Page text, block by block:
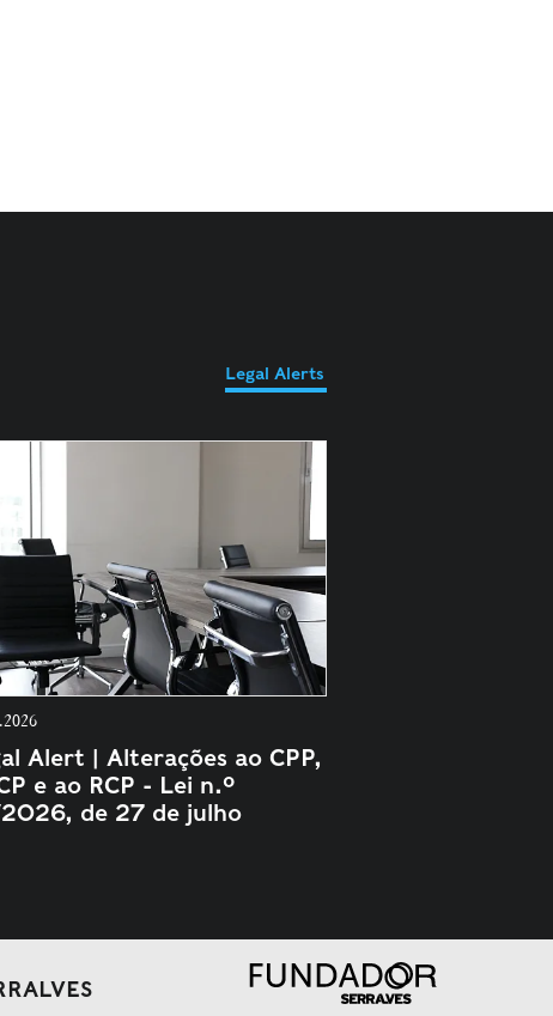
Legal Alerts
Alert | Alterações ao CPP,
e ao RCP - Lei n.º
de 27 de julho